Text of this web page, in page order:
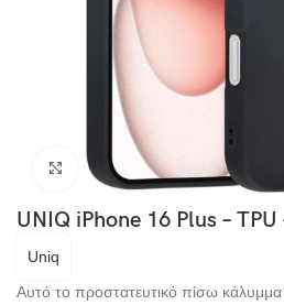
Click to enlarge
UNIQ iPhone 16 Plus –
Uniq
Αυτό το προστατευτικό πίσω